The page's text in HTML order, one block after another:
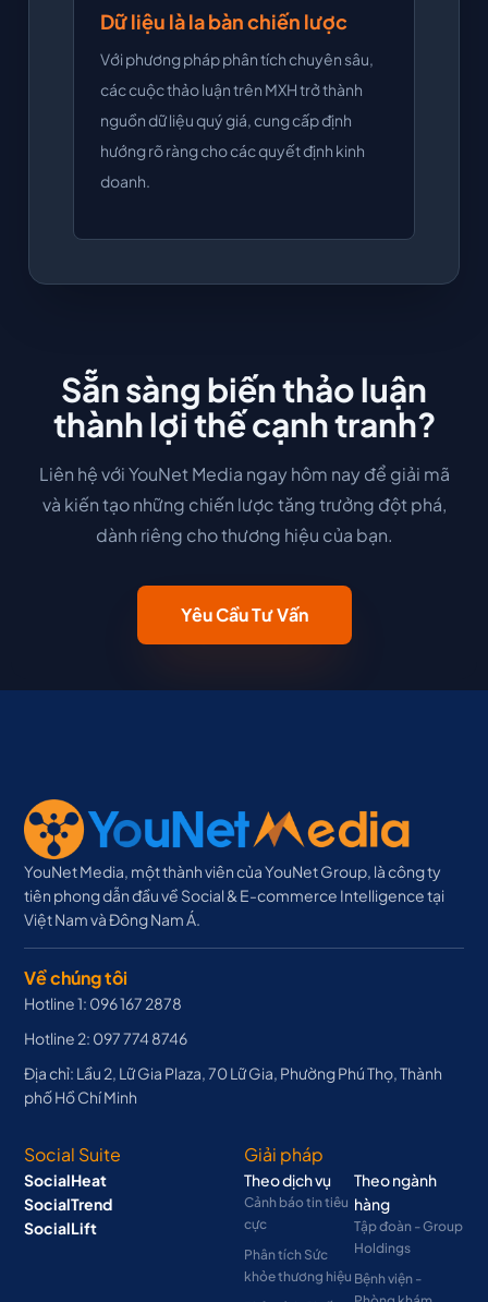
Dữ liệu là la bàn chiến lược
Với phương pháp phân tích chuyên sâu,
các cuộc thảo luận trên MXH trở thành
nguồn dữ liệu quý giá, cung cấp định
hướng rõ ràng cho các quyết định kinh
doanh.
Sẵn sàng biến thảo luận
thành lợi thế cạnh tranh?
Liên hệ với YouNet Media ngay hôm nay để giải mã
và kiến tạo những chiến lược tăng trưởng đột phá,
dành riêng cho thương hiệu của bạn.
Yêu Cầu Tư Vấn
YouNet Media, một thành viên của YouNet Group, là công ty
tiên phong dẫn đầu về Social & E-commerce Intelligence tại
Việt Nam và Đông Nam Á.
Về chúng tôi
Hotline 1: 096 167 2878
Hotline 2: 097 774 8746
Địa chỉ: Lầu 2, Lữ Gia Plaza, 70 Lữ Gia, Phường Phú Thọ, Thành
phố Hồ Chí Minh
Social Suite
SocialHeat
SocialTrend
SocialLift
Giải pháp
Theo dịch vụ
Cảnh báo tin tiêu
cực
Phân tích Sức
khỏe thương hiệu
Theo ngành
hàng
Tập đoàn - Group
Holdings
Bệnh viện -